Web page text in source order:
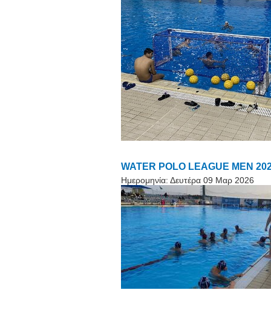
WATER POLO LEAGUE MEN
Ημερομηνία: Δευτέρα 09 Μαρ 2026